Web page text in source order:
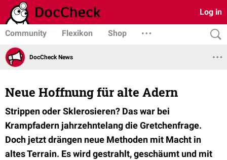
Log in
Community Flexikon Shop
DocCheck News
Neue Hoffnung für alte Adern
Strippen oder Sklerosieren? Das war bei
Krampfadern jahrzehntelang die Gretchenfrage.
Doch jetzt drängen neue Methoden mit Macht in
altes Terrain. Es wird gestrahlt, geschäumt und mit